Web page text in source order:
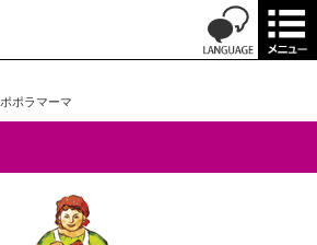
ポポラマーマ